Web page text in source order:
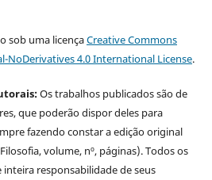
sob uma licençaCreative Commons
4.0 International License.
Os trabalhos publicados são de
que poderão dispor deles para
fazendo constar a edição original
volume, nº, páginas). Todos os
responsabilidade de seus